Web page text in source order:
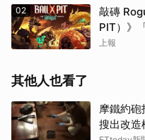
02
敲磚
PIT）》
銷量突破
上報
其他人也看了
摩鐵約
搜出改造